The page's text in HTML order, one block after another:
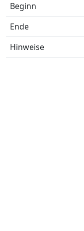
Beginn
Ende
Hinweise